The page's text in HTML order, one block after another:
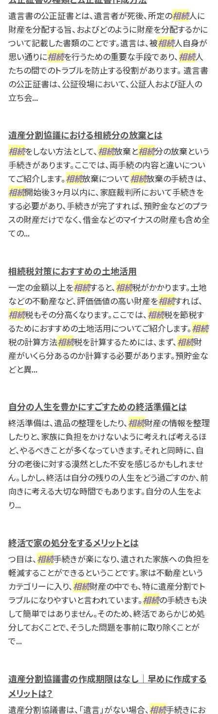
遺言書の公正証書とは、遺言者が死後、所定の相続人に
財産を分配する旨、およびどのように財産を分配するかに
ついて記載した書類のことです。遺言は、被相続人自身が
思い通りに相続を行うための重要な手段であり、 相続人
たちの間でのトラブルを防止する役割があります。 遺言書
の公正証書は、公証役場において、公証人および証人の
立ち会...
遺産分割協議における相続分の放棄とは
相続をしない方法として、相続放棄と相続分の放棄という
手続きがあります。ここでは、両手続の内容と違いについ
てご紹介します。相続放棄について相続放棄の手続きは、
相続開始後３ヶ月以内に、家庭裁判所において手続きを
する必要があり、手続きが完了すれば、預貯金などのプラ
スの財産だけでなく、借金などのマイナスの財産も含め全
ての...
相続税対策におすすめの土地活用
一定の金額以上を相続すると、 相続税がかかります。土地
などの不動産など、評価価値の高い財産を相続すれば、
相続税もその分高くなります。ここでは、 相続税を節税す
るためにおすすめの土地活用についてご紹介します。相続
税の計算方法相続税を計算するためには、まず、 相続財
産がいくら分あるのか計算する必要があります。預貯金な
どと異...
自分の人生を豊かにすごすための終活準備とは
終活準備は、遺品の整理をしたり、相続財産の情報を整理
したりと、家族に負担をかけないように考えれば考えるほ
ど、やるべきことが多くなっていきます。それと同時に、自
分の老後に対する漠然とした不安を感じるかもしれませ
ん。しかし、終活は自分の残りの人生をどう過ごすのか、前
向きに考える大切な時間でもあります。自分の人生をよ
り...
終活で家の処分をするメリットとは
つ目は、 相続手続きが楽になり、遺された家族への負担を
軽減することができるということです。家は不動産という
カテゴリーに入り、 相続財産の中でも、特に遺産分割でト
ラブルになりやすいと言われています。相続の手続きも決
して簡単ではありません。そのため、終活であらかじめ処
分しておくことで、そうした問題を事前に取り除くことが
で...
遺産分割協議書の作成期限はなし｜早めに作成する
メリットは？
遺産分割協議書は、「遺言」がない場合、 相続手続きにお